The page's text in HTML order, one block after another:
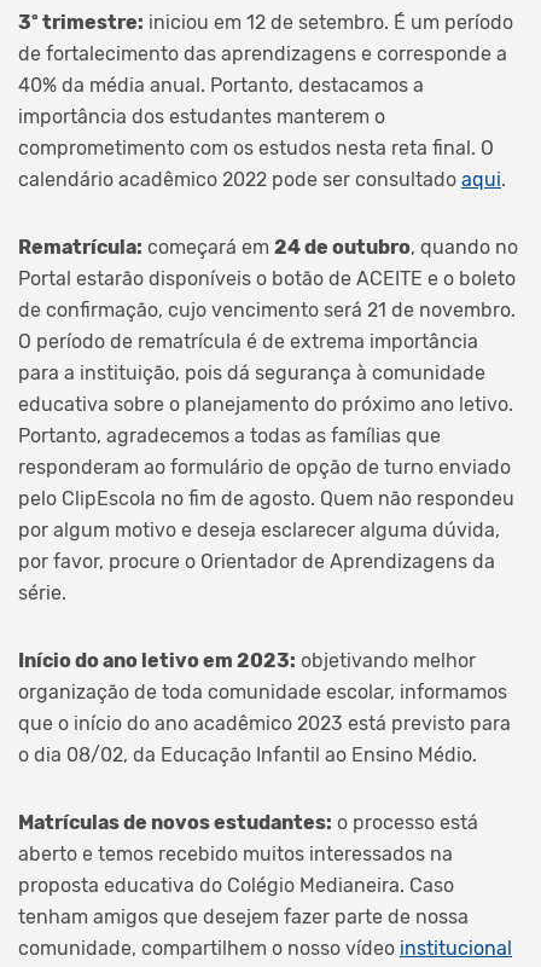
3º trimestre: iniciou em 12 de setembro. É um período
de fortalecimento das aprendizagens e corresponde a
40% da média anual. Portanto, destacamos a
importância dos estudantes manterem o
comprometimento com os estudos nesta reta final. O
calendário acadêmico 2022 pode ser consultado aqui.
Rematrícula: começará em 24 de outubro, quando no
Portal estarão disponíveis o botão de ACEITE e o boleto
de confirmação, cujo vencimento será 21 de novembro.
O período de rematrícula é de extrema importância
para a instituição, pois dá segurança à comunidade
educativa sobre o planejamento do próximo ano letivo.
Portanto, agradecemos a todas as famílias que
responderam ao formulário de opção de turno enviado
pelo ClipEscola no fim de agosto. Quem não respondeu
por algum motivo e deseja esclarecer alguma dúvida,
por favor, procure o Orientador de Aprendizagens da
série.
Início do ano letivo em 2023: objetivando melhor
organização de toda comunidade escolar, informamos
que o início do ano acadêmico 2023 está previsto para
o dia 08/02, da Educação Infantil ao Ensino Médio.
Matrículas de novos estudantes: o processo está
aberto e temos recebido muitos interessados na
proposta educativa do Colégio Medianeira. Caso
tenham amigos que desejem fazer parte de nossa
comunidade, compartilhem o nosso vídeo institucional